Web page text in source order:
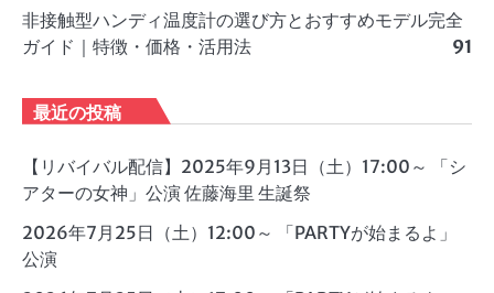
非接触型ハンディ温度計の選び方とおすすめモデル完全
ガイド｜特徴・価格・活用法
91
最近の投稿
【リバイバル配信】2025年9月13日（土）17:00～ 「シ
アターの女神」公演 佐藤海里 生誕祭
2026年7月25日（土）12:00～ 「PARTYが始まるよ」
公演